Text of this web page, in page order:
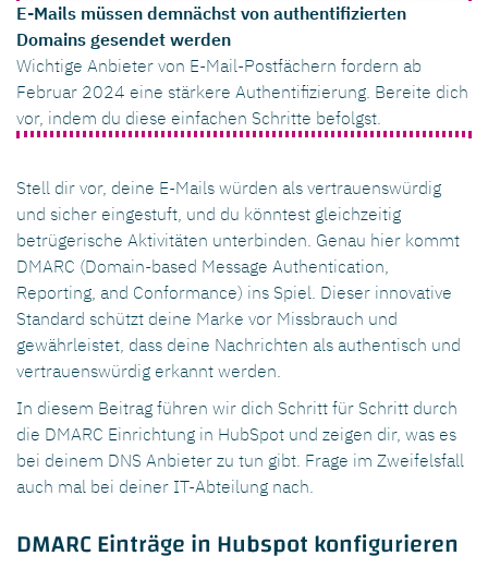
E-Mails müssen demnächst von authentifizierten
Domains gesendet werden
Wichtige Anbieter von E-Mail-Postfächern fordern ab
Februar 2024 eine stärkere Authentifizierung. Bereite dich
vor, indem du diese einfachen Schritte befolgst.
Stell dir vor, deine E-Mails würden als vertrauenswürdig
und sicher eingestuft, und du könntest gleichzeitig
betrügerische Aktivitäten unterbinden. Genau hier kommt
DMARC (Domain-based Message Authentication,
Reporting, and Conformance) ins Spiel. Dieser innovative
Standard schützt deine Marke vor Missbrauch und
gewährleistet, dass deine Nachrichten als authentisch und
vertrauenswürdig erkannt werden.
In diesem Beitrag führen wir dich Schritt für Schritt durch
die DMARC Einrichtung in HubSpot und zeigen dir, was es
bei deinem DNS Anbieter zu tun gibt. Frage im Zweifelsfall
auch mal bei deiner IT-Abteilung nach.
DMARC Einträge in Hubspot konfigurieren